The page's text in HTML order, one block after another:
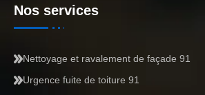
Nos services
Nettoyage et ravalement de façade 91
Urgence fuite de toiture 91